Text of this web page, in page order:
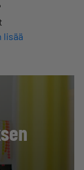
lisää